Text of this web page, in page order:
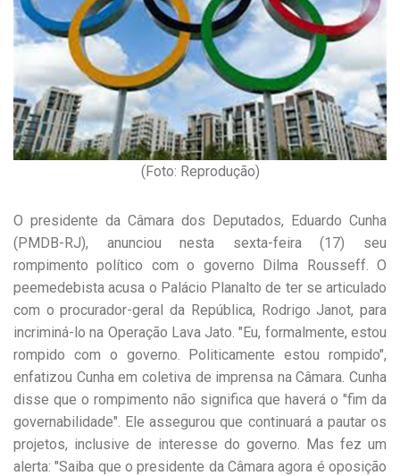
(Foto: Reprodução)
O presidente da Câmara dos Deputados, Eduardo Cunha
(PMDB-RJ), anunciou nesta sexta-feira (17) seu
rompimento político com o governo Dilma Rousseff. O
peemedebista acusa o Palácio Planalto de ter se articulado
com o procurador-geral da República, Rodrigo Janot, para
incriminá-lo na Operação Lava Jato. "Eu, formalmente, estou
rompido com o governo. Politicamente estou rompido",
enfatizou Cunha em coletiva de imprensa na Câmara. Cunha
disse que o rompimento não significa que haverá o "fim da
governabilidade". Ele assegurou que continuará a pautar os
projetos, inclusive de interesse do governo. Mas fez um
alerta: "Saiba que o presidente da Câmara agora é oposição